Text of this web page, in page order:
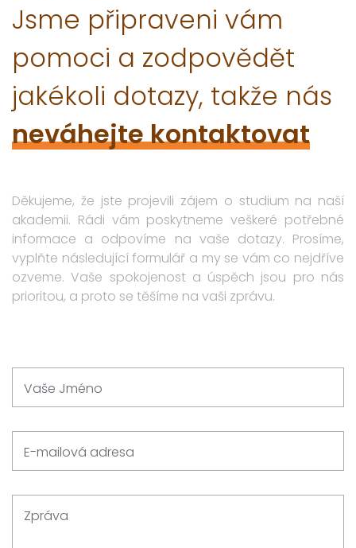
Jsme připraveni vám
pomoci a zodpovědět
jakékoli dotazy, takže nás
neváhejte kontaktovat
Děkujeme, že jste projevili zájem o studium na naší
akademii. Rádi vám poskytneme veškeré potřebné
informace a odpovíme na vaše dotazy. Prosíme,
vyplňte následující formulář a my se vám co nejdříve
ozveme. Vaše spokojenost a úspěch jsou pro nás
prioritou, a proto se těšíme na vaši zprávu.
Vaše Jméno
E-mailová adresa
Zpráva